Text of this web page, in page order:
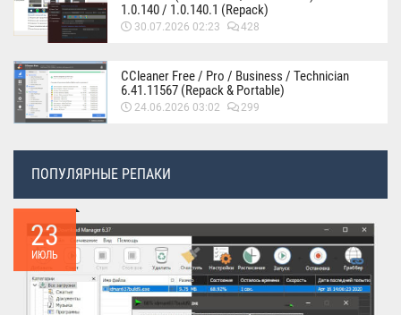
1.0.140 / 1.0.140.1 (Repack)
30.07.2026 02:23 428
CCleaner Free / Pro / Business / Technician
6.41.11567 (Repack & Portable)
24.06.2026 03:02 299
ПОПУЛЯРНЫЕ РЕПАКИ
23
ИЮЛЬ